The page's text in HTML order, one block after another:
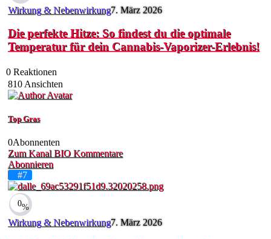
Wirkung & Nebenwirkung7. März 2026
Die perfekte Hitze: So findest du die optimale
Temperatur für dein Cannabis-Vaporizer-Erlebnis!
0 Reaktionen
810 Ansichten
Top Gras
0Abonnenten
Zum Kanal BIO Kommentare
Abonnieren
#7
0%
Wirkung & Nebenwirkung7. März 2026